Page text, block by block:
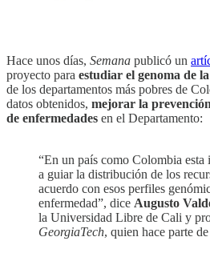
Hace unos días, Semana publicó un
proyecto para estudiar el genoma de
de los departamentos más pobres de
datos obtenidos, mejorar la
de enfermedades en el Departamento:
“En un país como Colombia
a guiar la distribución de los
acuerdo con esos perfiles
enfermedad”, dice Augusto
la Universidad Libre de Cali y
GeorgiaTech, quien hace parte